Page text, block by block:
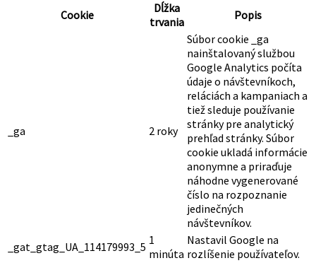
Cookie
Dĺžka
trvania
Popis
_ga 2 roky
Súbor cookie _ga
nainštalovaný službou
Google Analytics počíta
údaje o návštevníkoch,
reláciách a kampaniach a
tiež sleduje používanie
stránky pre analytický
prehľad stránky. Súbor
cookie ukladá informácie
anonymne a priraďuje
náhodne vygenerované
číslo na rozpoznanie
jedinečných
návštevníkov.
_gat_gtag_UA_114179993_5 1
minúta
Nastavil Google na
rozlíšenie používateľov.